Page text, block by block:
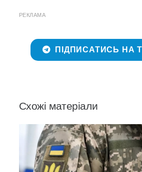
РЕКЛАМА
ПІДПИСАТИСЬ НА
Схожі матеріали